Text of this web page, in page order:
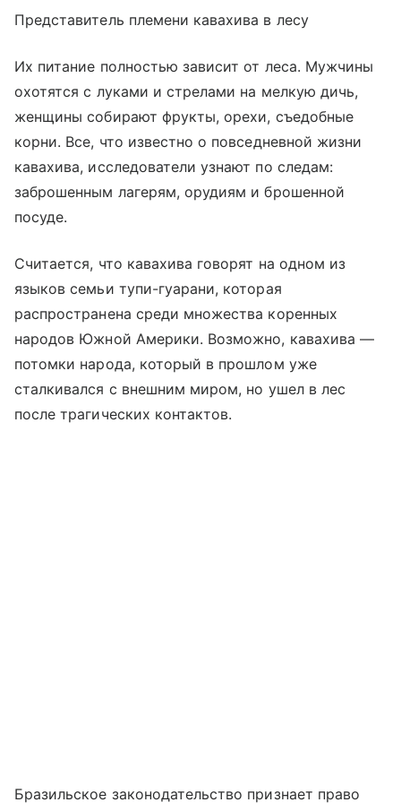
Представитель племени кавахива в лесу
Их питание полностью зависит от леса. Мужчины
охотятся с луками и стрелами на мелкую дичь,
женщины собирают фрукты, орехи, съедобные
корни. Все, что известно о повседневной жизни
кавахива, исследователи узнают по следам:
заброшенным лагерям, орудиям и брошенной
посуде.
Считается, что кавахива говорят на одном из
языков семьи тупи-гуарани, которая
распространена среди множества коренных
народов Южной Америки. Возможно, кавахива —
потомки народа, который в прошлом уже
сталкивался с внешним миром, но ушел в лес
после трагических контактов.
Бразильское законодательство признает право